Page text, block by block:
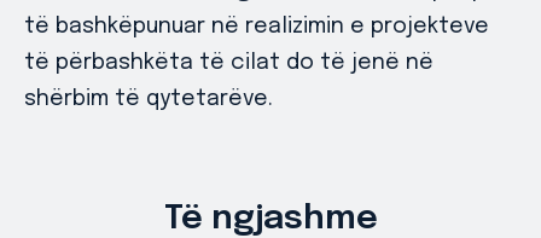
të bashkëpunuar në realizimin e projekteve
të përbashkëta të cilat do të jenë në
shërbim të qytetarëve.
Të ngjashme